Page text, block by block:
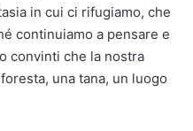
in cui ci rifugiamo, che
continuiamo a pensare e
convinti che la nostra
una tana, un luogo